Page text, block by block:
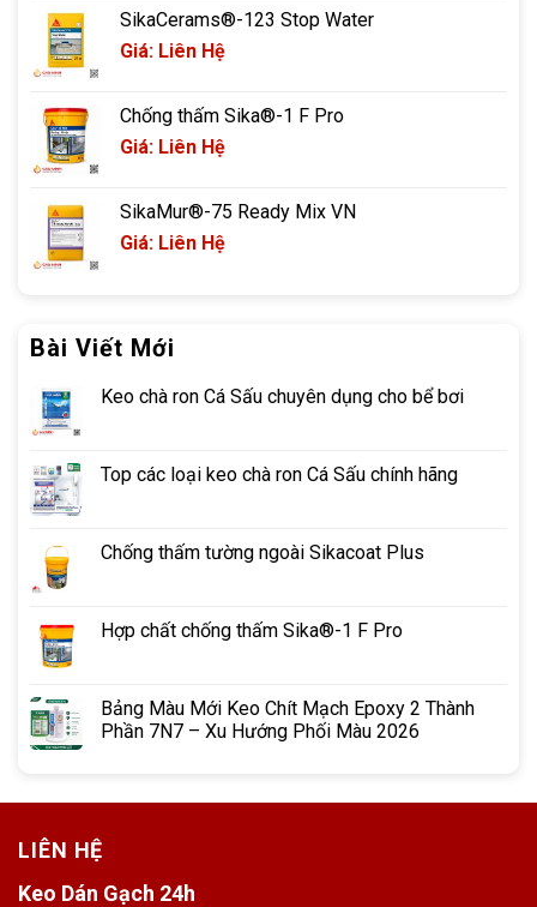
SikaCerams®-123 Stop Water
Giá: Liên Hệ
Chống thấm Sika®-1 F Pro
Giá: Liên Hệ
SikaMur®-75 Ready Mix VN
Giá: Liên Hệ
Bài Viết Mới
Keo chà ron Cá Sấu chuyên dụng cho bể bơi
Top các loại keo chà ron Cá Sấu chính hãng
Chống thấm tường ngoài Sikacoat Plus
Hợp chất chống thấm Sika®-1 F Pro
Bảng Màu Mới Keo Chít Mạch Epoxy 2 Thành
Phần 7N7 – Xu Hướng Phối Màu 2026
LIÊN HỆ
Keo Dán Gạch 24h